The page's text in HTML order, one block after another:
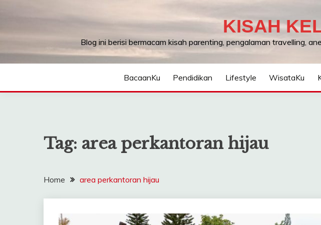
KISAH
Blog ini berisi bermacam kisah parenting, pengalaman travelling,
BacaanKu Pendidikan Lifestyle WisataKu
Tag: area perkantoran hijau
Home area perkantoran hijau